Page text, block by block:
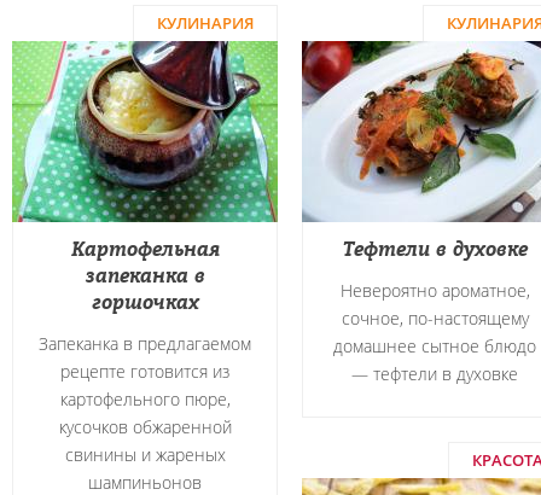
КУЛИНАРИЯ
Картофельная
запеканка в
горшочках
Запеканка в предлагаемом
рецепте готовится из
картофельного пюре,
кусочков обжаренной
свинины и жареных
шампиньонов
Тефтели в духовке
Невероятно ароматное,
сочное, по-настоящему
домашнее сытное блюдо
― тефтели в духовке